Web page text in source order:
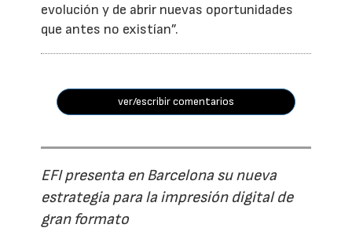
evolución y de abrir nuevas oportunidades
que antes no existían”.
ver/escribir comentarios
EFI presenta en Barcelona su nueva
estrategia para la impresión digital de
gran formato